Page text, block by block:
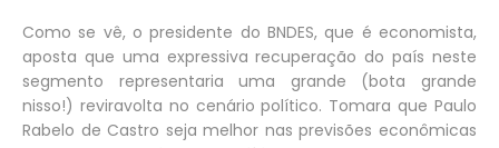
Como se vê, o presidente do BNDES, que é economista,
aposta que uma expressiva recuperação do país neste
segmento representaria uma grande (bota grande
nisso!) reviravolta no cenário político. Tomara que Paulo
Rabelo de Castro seja melhor nas previsões econômicas